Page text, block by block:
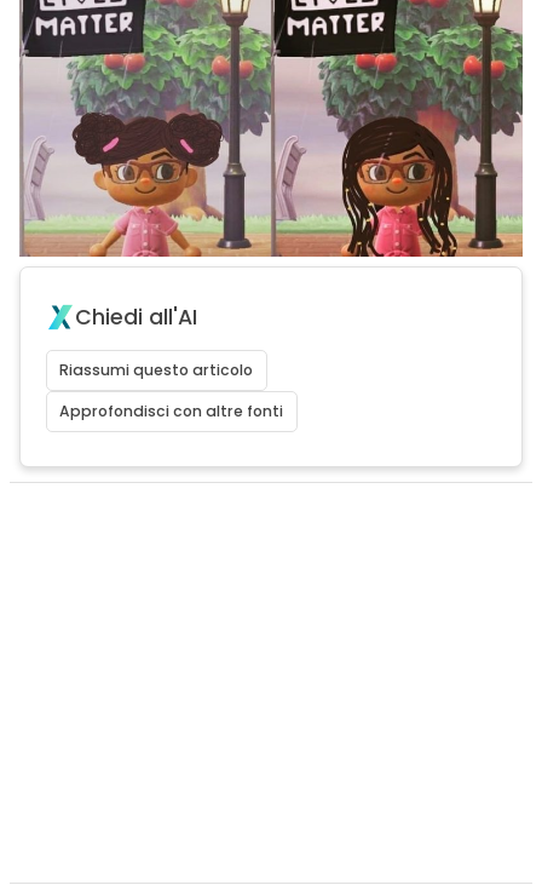
Chiedi all'AI
Riassumi questo articolo
Approfondisci con altre fonti